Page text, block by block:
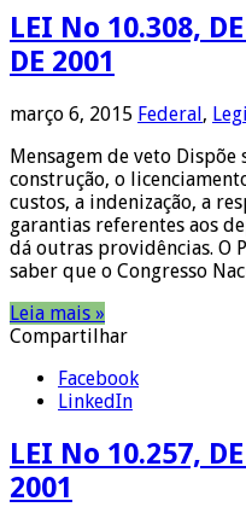
LEI No 10.308,
DE 2001
março 6, 2015 Federal ,
Mensagem de veto Dispõe
construção, o
custos, a indenização, a
garantias referentes aos
dá outras providências. O
saber que o Congresso
Leia mais »
Compartilhar
Facebook
LinkedIn
LEI No 10.257,
2001